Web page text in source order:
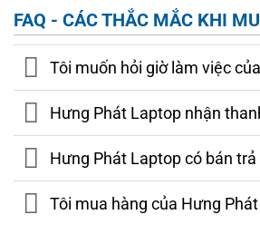
có thể được xem là nâng cấp mạnh
mà Samsung Galaxy Book3 Pro 360
FAQ - CÁC THẮC MẮC KHI
Tôi muốn hỏi giờ làm việc
Hưng Phát Laptop nhận
Hưng Phát Laptop có bán trả
Tôi mua hàng của Hưng